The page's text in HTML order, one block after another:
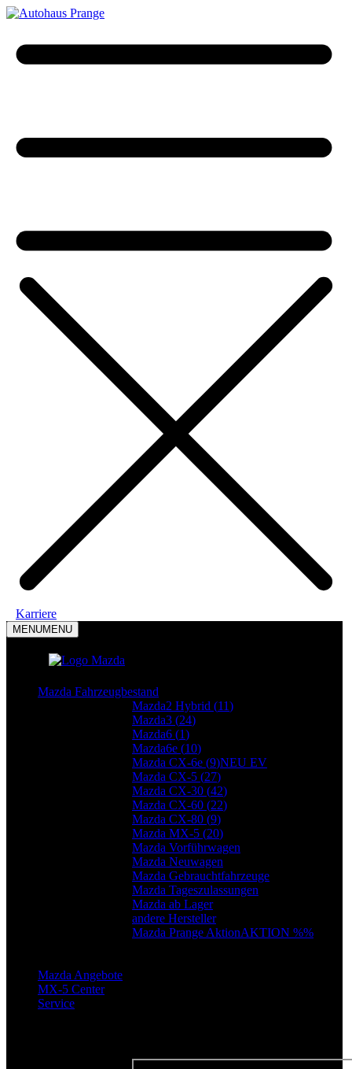
Karriere
MENUMENU
Mazda Fahrzeugbestand
Mazda2 Hybrid (11)
Mazda3 (24)
Mazda6 (1)
Mazda6e (10)
Mazda CX-6e (9)NEU EV
Mazda CX-5 (27)
Mazda CX-30 (42)
Mazda CX-60 (22)
Mazda CX-80 (9)
Mazda MX-5 (20)
Mazda Vorführwagen
Mazda Neuwagen
Mazda Gebrauchtfahrzeuge
Mazda Tageszulassungen
Mazda ab Lager
andere Hersteller
Mazda Prange AktionAKTION %%
Mazda Angebote
MX-5 Center
Service